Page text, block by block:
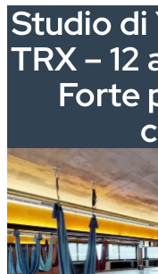
Studio di
TRX –
Forte